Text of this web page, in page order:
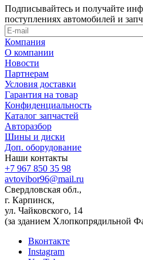
Подписывайтесь и получайте
поступлениях автомобилей и
Компания
О компании
Новости
Партнерам
Условия доставки
Гарантия на товар
Конфиденциальность
Каталог запчастей
Авторазбор
Шины и диски
Доп. оборудование
Наши контакты
+7 967 850 35 98
avtovibor96@mail.ru
Свердловская обл.,
г. Карпинск,
ул. Чайковского, 14
(за зданием Хлопкопрядильной
Вконтакте
Instagram